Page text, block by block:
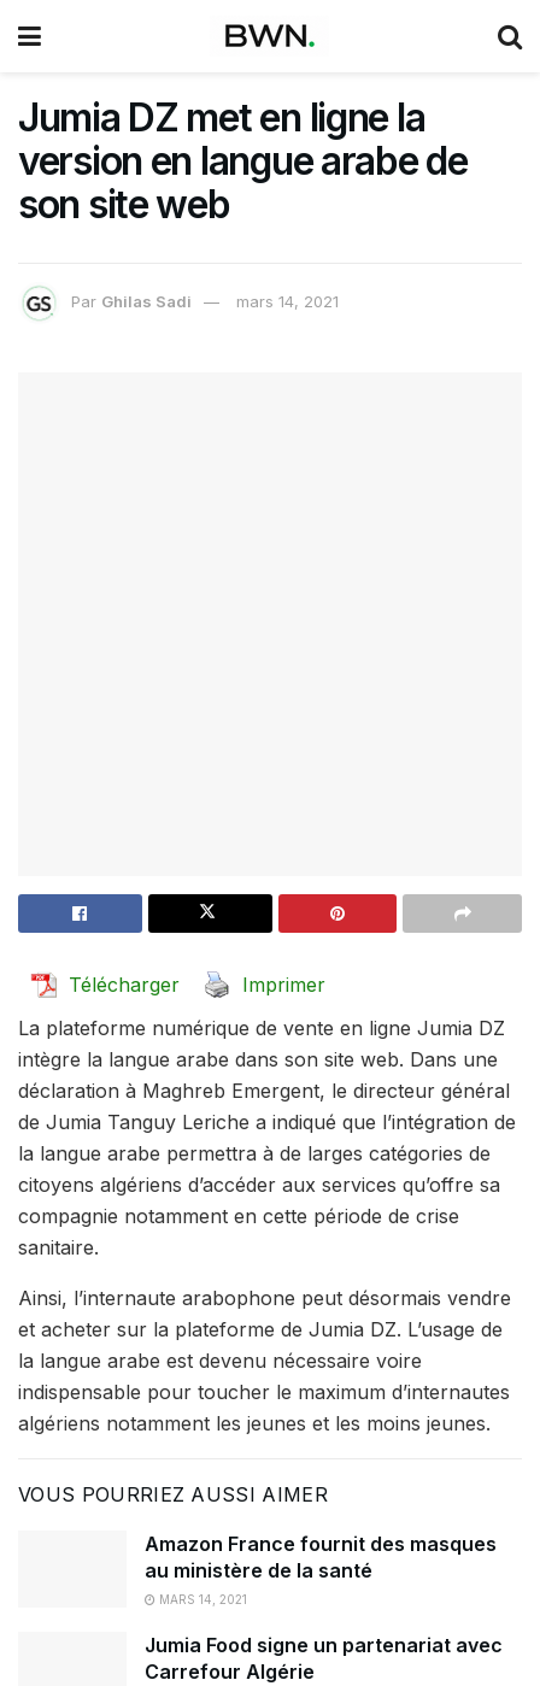
Jumia DZ met en ligne la
version en langue arabe de
son site web
Par Ghilas Sadi mars 14, 2021
Télécharger
Imprimer
La plateforme numérique de vente en ligne Jumia DZ
intègre la langue arabe dans son site web. Dans une
déclaration à Maghreb Emergent, le directeur général
de Jumia Tanguy Leriche a indiqué que l’intégration de
la langue arabe permettra à de larges catégories de
citoyens algériens d’accéder aux services qu’offre sa
compagnie notamment en cette période de crise
sanitaire.
Ainsi, l’internaute arabophone peut désormais vendre
et acheter sur la plateforme de Jumia DZ. L’usage de
la langue arabe est devenu nécessaire voire
indispensable pour toucher le maximum d’internautes
algériens notamment les jeunes et les moins jeunes.
VOUS POURRIEZ AUSSI AIMER
Amazon France fournit des masques
au ministère de la santé
MARS 14, 2021
Jumia Food signe un partenariat avec
Carrefour Algérie